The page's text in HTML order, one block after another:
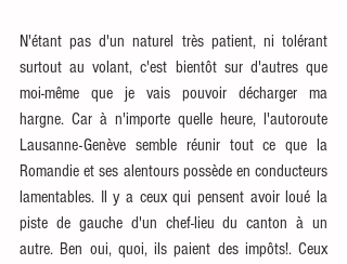
N'étant pas d'un naturel très patient, ni tolérant
surtout au volant, c'est bientôt sur d'autres que
moi-même que je vais pouvoir décharger ma
hargne. Car à n'importe quelle heure, l'autoroute
Lausanne-Genève semble réunir tout ce que la
Romandie et ses alentours possède en conducteurs
lamentables. Il y a ceux qui pensent avoir loué la
piste de gauche d'un chef-lieu du canton à un
autre. Ben oui, quoi, ils paient des impôts!. Ceux